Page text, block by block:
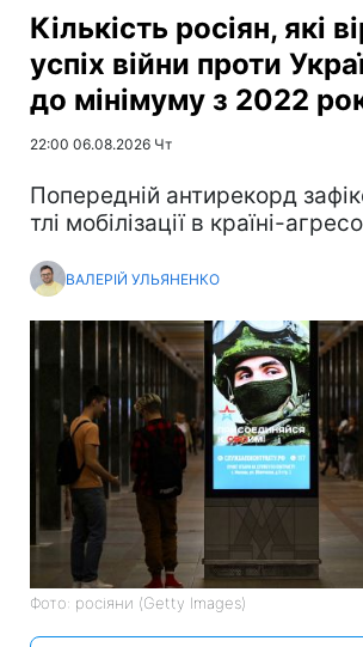
Кількість росіян, які
успіх війни проти
до мінімуму з 2022
22:00 06.08.2026 Чт
Попередній антирекорд
тлі мобілізації в країні-
ВАЛЕРІЙ УЛЬЯНЕНКО
Фото: росіяни (Getty Images)